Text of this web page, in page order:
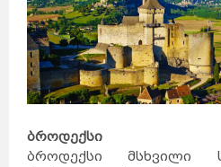
ბროდექსი
ბროდექსი მსხვილი